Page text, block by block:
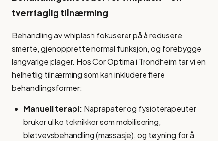
tverrfaglig tilnærming
Behandling av whiplash fokuserer på å redusere
smerte, gjenopprette normal funksjon, og forebygge
langvarige plager. Hos Cor Optima i Trondheim tar vi en
helhetlig tilnærming som kan inkludere flere
behandlingsformer:
Manuell terapi: Naprapater og fysioterapeuter
bruker ulike teknikker som mobilisering,
bløtvevsbehandling (massasje), og tøyning for å